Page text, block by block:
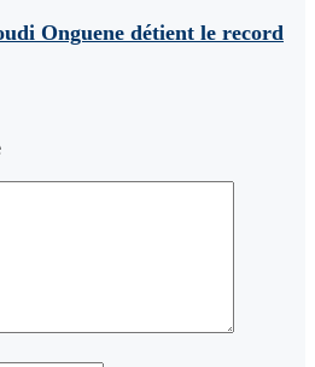
Onguene détient le record